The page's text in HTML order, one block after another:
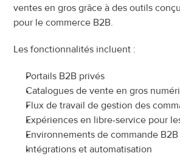
ventes en gros grâce à des outils
pour le commerce B2B.
Les fonctionnalités incluent :
Portails B2B privés
Catalogues de vente en gros
Flux de travail de gestion des
Expériences en libre-service pour
Environnements de commande B2B
Intégrations et automatisation